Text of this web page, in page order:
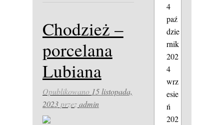
Chodzież –
porcelana
Lubiana
Opublikowano 15 listopada,
2023przezadmin
4
paź
dzie
rnik
202
4
wrz
esie
ń
202